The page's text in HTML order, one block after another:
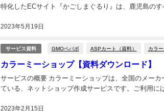
2023年5月19日
特化したECサイト『かごしまぐるり』は、鹿児島の
サービス資料 GMOペパボ ASPカート（資料） カラ
カラーミーショップ【資料ダウンロード】
2023年2月15日
サービスの概要 カラーミーショップは、全国のメー
ている、ネットショップ作成サービスです。ご利用に